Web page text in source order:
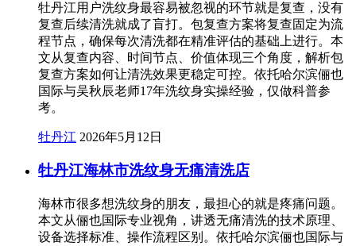
牡丹江用户洗纹身最容易被忽视的环节就是复查，没有
复查后续清洗就成了盲打。包复查方案将复查固定为流
程节点，确保每次清洗都在精准评估的基础上进行。本
文从复查内容、时间节点、价值体现三个角度，解析包
复查方案如何让清洗效果更稳定可控。依托哈尔滨俪也
国际与吴秋辰老师17年洗纹身实操经验，仅做科普参
考。
牡丹江 2026年5月12日
牡丹江海林市洗纹身无痛清洗店
海林市很多想洗纹身的朋友，最担心的就是疼痛问题。
本文从俪也国际专业视角，讲透无痛清洗的技术原理、
设备选择标准、操作流程区别。依托哈尔滨俪也国际与